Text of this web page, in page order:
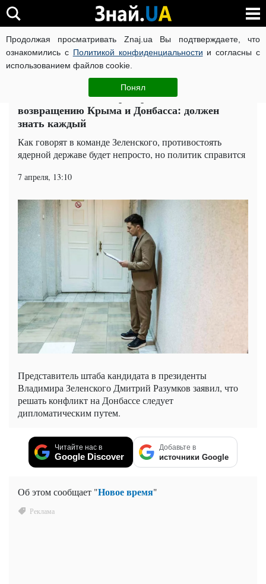
Продолжая просматривать Znaj.ua Вы подтверждаете, что
ознакомились с Политикой конфиденциальности и согласны с
использованием файлов cookie.
Понял
ВОЙНА РОССИИ ПРОТИВ УКРАИНЫ КОРОНАВИРУС В
Политика ЧИТАТИ УКРАЇНСЬКОЮ
Команда Зеленского раскрыла планы по
возвращению Крыма и Донбасса: должен
знать каждый
Как говорят в команде Зеленского, противостоять
ядерной державе будет непросто, но политик справится
7 апреля, 13:10
Представитель штаба кандидата в президенты
Владимира Зеленского Дмитрий Разумков заявил, что
решать конфликт на Донбассе следует
дипломатическим путем.
Читайте нас в
Google Discover
Добавьте в
источники Google
Об этом сообщает "Новое время"